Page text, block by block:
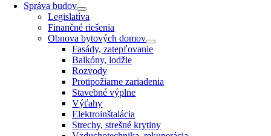
Správa budov
Legislatíva
Finančné riešenia
Obnova bytových domov
Fasády, zatepľovanie
Balkóny, lodžie
Rozvody
Protipožiarne zariadenia
Stavebné výplne
Výťahy
Elektroinštalácia
Strechy, strešné krytiny